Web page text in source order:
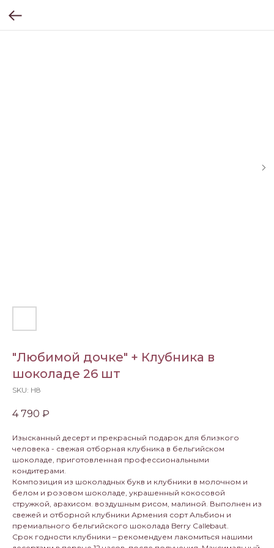
"Любимой дочке" + Клубника в
шоколаде 26 шт
SKU: Н8
4 790 ₽
Изысканный десерт и прекрасный подарок для близкого
человека - свежая отборная клубника в бельгийском
шоколаде, приготовленная профессиональными
кондитерами.
Композиция из шоколадных букв и клубники в молочном и
белом и розовом шоколаде, украшенный кокосовой
стружкой, арахисом. воздушным рисом, малиной. Выполнен из
свежей и отборной клубники Армения сорт Альбион и
премиального бельгийского шоколада Berry Callebaut.
Срок годности клубники – рекомендуем лакомиться нашими